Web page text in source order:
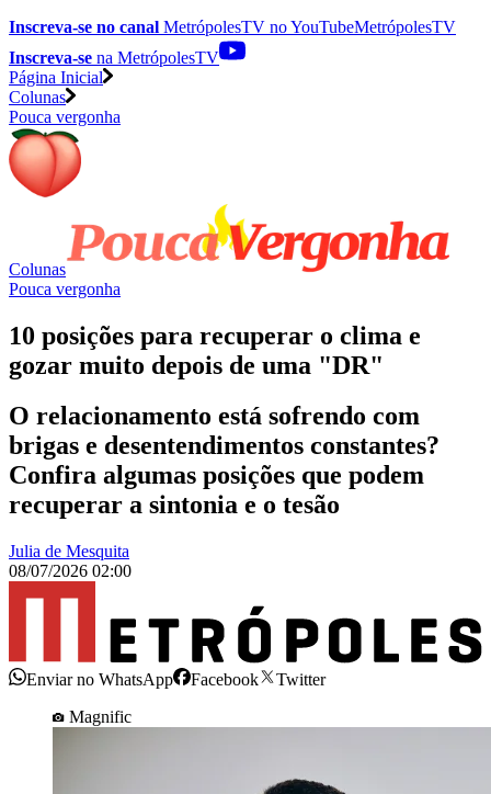
Inscreva-se no canal MetrópolesTV noYouTubeMetrópolesTV
Inscreva-se na MetrópolesTV
Página Inicial
Colunas
Pouca vergonha
Colunas
Pouca vergonha
10 posições para recuperar o clima e
gozar muito depois de uma "DR"
O relacionamento está sofrendo com
brigas e desentendimentos constantes?
Confira algumas posições que podem
recuperar a sintonia e o tesão
Julia de Mesquita
08/07/2026 02:00
Enviar no WhatsApp Facebook
Twitter
Magnific